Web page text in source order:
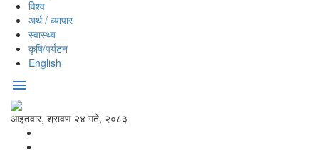
विश्‍व
अर्थ / व्यापार
स्वास्थ्य
कृषि/पर्यटन
English
menu
आइतवार, श्रावण २४ गते, २०८३